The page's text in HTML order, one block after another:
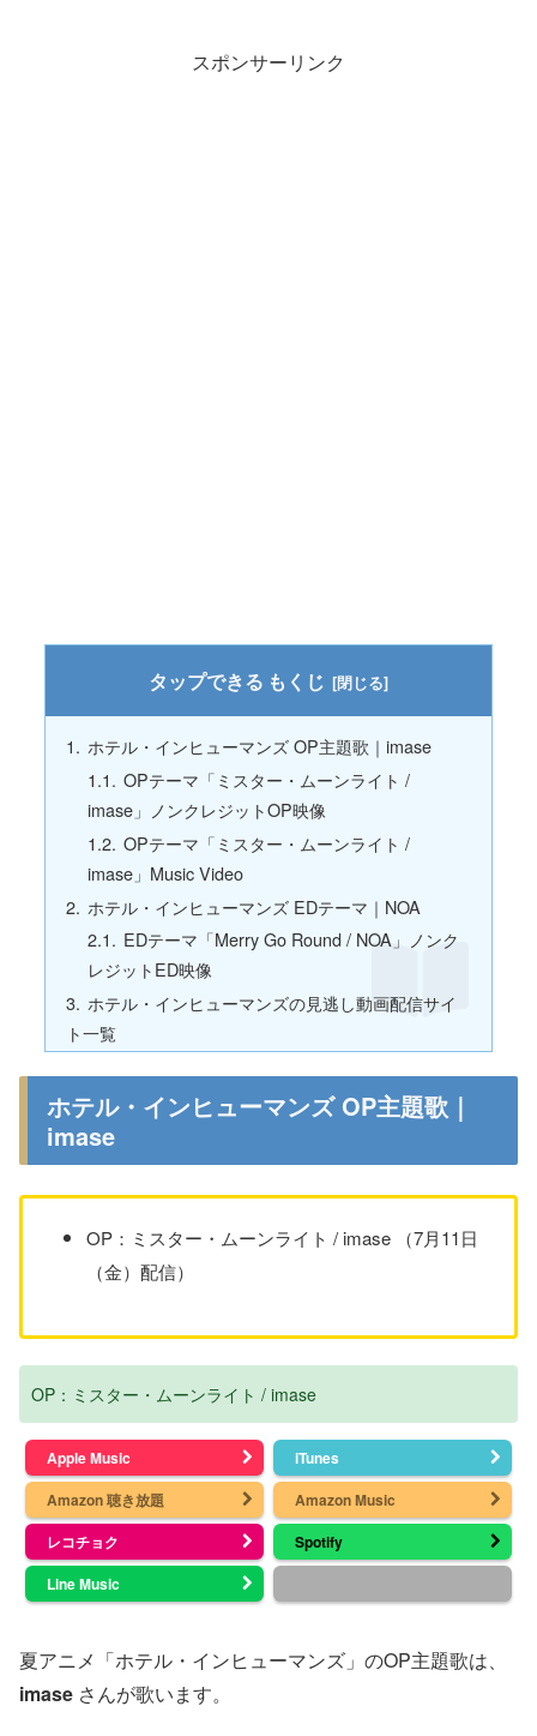
スポンサーリンク
もくじ
ホテル・インヒューマンズ OP主題歌｜imase
OPテーマ「ミスター・ムーンライト /
imase」ノンクレジットOP映像
OPテーマ「ミスター・ムーンライト /
imase」Music Video
ホテル・インヒューマンズ EDテーマ｜NOA
EDテーマ「Merry Go Round / NOA」ノンク
レジットED映像
ホテル・インヒューマンズの見逃し動画配信サイ
ト一覧
ホテル・インヒューマンズ OP主題歌｜
imase
OP：ミスター・ムーンライト / imase （7月11日
（金）配信）
OP：ミスター・ムーンライト / imase
Apple Music
iTunes
Amazon 聴き放題
Amazon Music
レコチョク
Spotify
Line Music
夏アニメ「ホテル・インヒューマンズ」のOP主題歌は、
imase さんが歌います。